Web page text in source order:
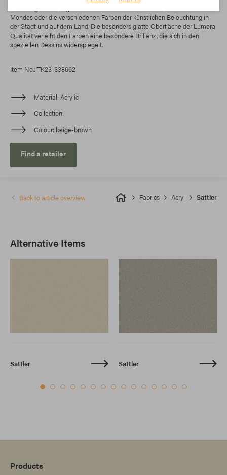
Mondes oder die verschiedenen Farben der künstlichen Beleuchtung in
der Stadt und auf dem Land. Die besonders glatte Oberfläche der Lumera
Qualität verleiht den Farben eine besondere Brillanz, die sich in den
speziellen Dessins widerspiegelt.
Item No.: TK23-338662
Material Acrylic
Collection
Colour beige-brown
Find a retailer
Fabrics Acryl Sattler
Back to article overview
Alternative Items
Sattler Sattler
Products